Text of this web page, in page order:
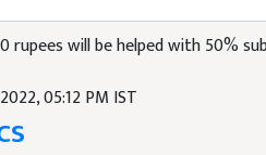
rupees will be helped with 50%